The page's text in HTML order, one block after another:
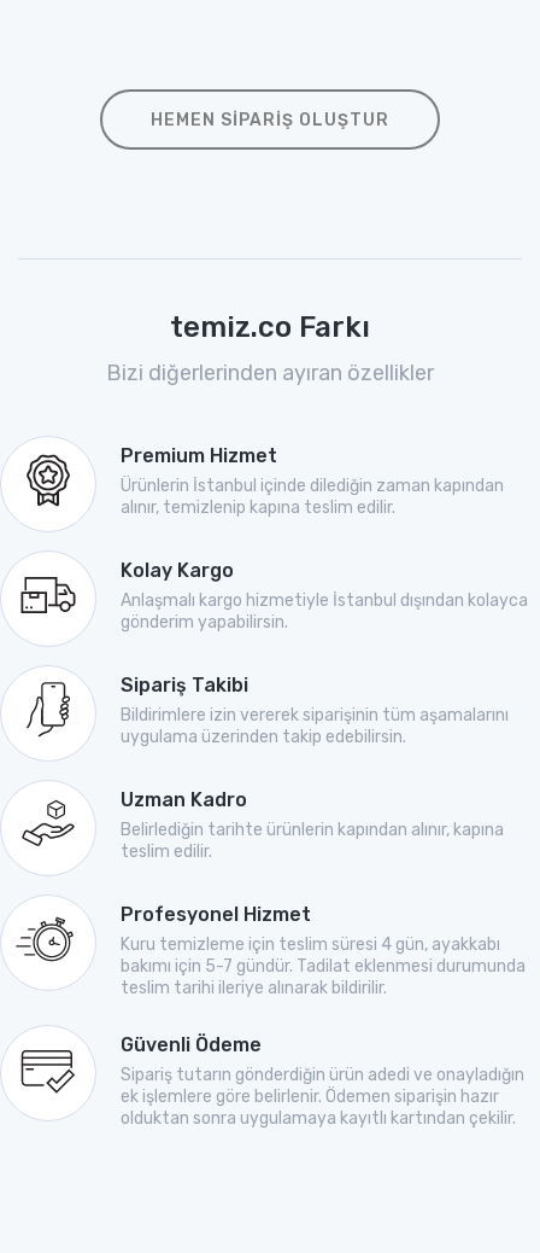
HEMEN SIPARIŞ OLUŞTUR
temiz.co Farkı
Bizi diğerlerinden ayıran özellikler
Premium Hizmet
Ürünlerin İstanbul içinde dilediğin zaman kapından
alınır, temizlenip kapına teslim edilir.
Kolay Kargo
Anlaşmalı kargo hizmetiyle İstanbul dışından kolayca
gönderim yapabilirsin.
Sipariş Takibi
Bildirimlere izin vererek siparişinin tüm aşamalarını
uygulama üzerinden takip edebilirsin.
Uzman Kadro
Belirlediğin tarihte ürünlerin kapından alınır, kapına
teslim edilir.
Profesyonel Hizmet
Kuru temizleme için teslim süresi 4 gün, ayakkabı
bakımı için 5-7 gündür. Tadilat eklenmesi durumunda
teslim tarihi ileriye alınarak bildirilir.
Güvenli Ödeme
Sipariş tutarın gönderdiğin ürün adedi ve onayladığın
ek işlemlere göre belirlenir. Ödemen siparişin hazır
olduktan sonra uygulamaya kayıtlı kartından çekilir.